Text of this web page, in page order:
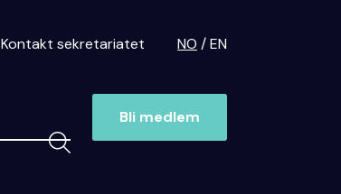
Kontakt sekretariatet NO EN
Bli medlem